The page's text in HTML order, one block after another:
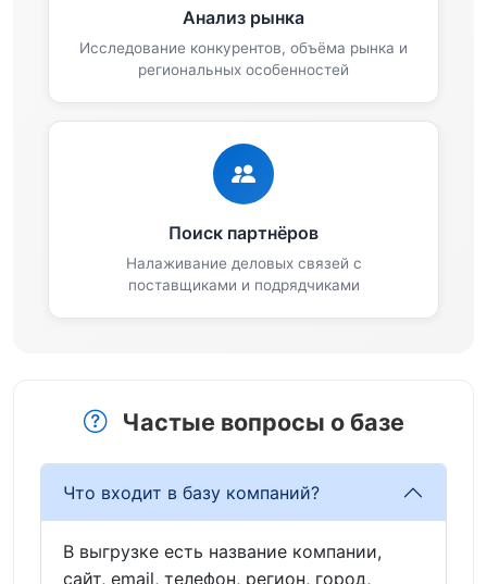
Анализ рынка
Исследование конкурентов, объёма рынка и
региональных особенностей
Поиск партнёров
Налаживание деловых связей с
поставщиками и подрядчиками
Частые вопросы о базе
Что входит в базу компаний?
В выгрузке есть название компании,
сайт, email, телефон, регион, город,